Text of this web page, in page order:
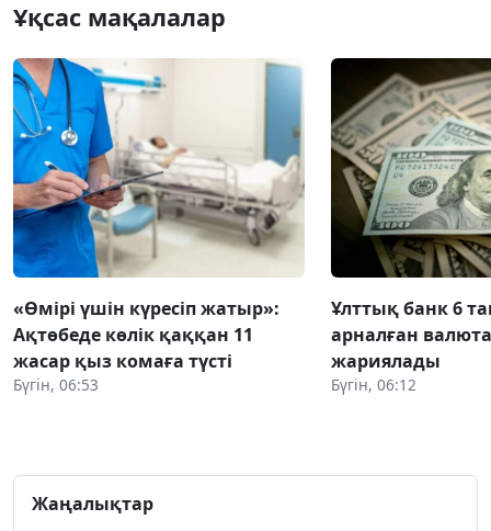
Ұқсас мақалалар
«Өмірі үшін күресіп жатыр»:
Ақтөбеде көлік қаққан 11
жасар қыз комаға түсті
Бүгін, 06:53
Ұлттық банк 6
арналған
жариялады
Бүгін, 06:12
Жаңалықтар